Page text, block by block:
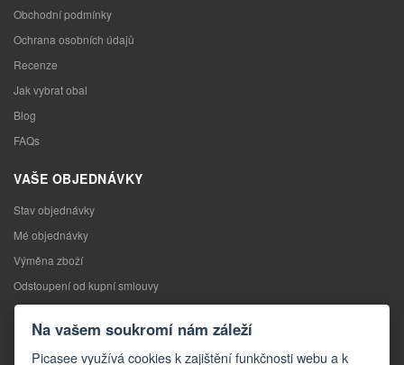
Obchodní podmínky
Ochrana osobních údajů
Recenze
Jak vybrat obal
Blog
FAQs
VAŠE OBJEDNÁVKY
Stav objednávky
Mé objednávky
Výměna zboží
Odstoupení od kupní smlouvy
Reklamace
Na vašem soukromí nám záleží
Picasee využívá cookies k zajištění funkčnosti webu a k